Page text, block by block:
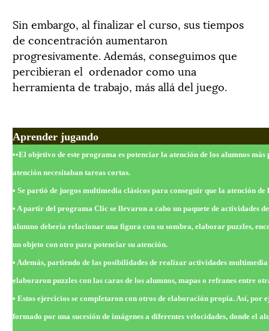
Sin embargo, al finalizar el curso, sus tiempos
de concentración aumentaron
progresivamente. Además, conseguimos que
percibieran el ordenador como una
herramienta de trabajo, más allá del juego.
Aprender jugando
••El objetivo de este programa es potenciar la atención de los alumnos más
atención necesitaban tareas cortas.
• Se partió de juegos multimedia clásicos para conseguir que la atención de
• A partir del programa Clic se llevaron a cabo un paquete de actividades
alumno debería relacionar una figura con su sombra, elaborar puzzles,
un objeto con otro para potenciar su atención.
• Además, partiendo de las posibilidades de realizar actividades
elaboraron puzzles con las caras de los alumnos, mapas o refranes entre
• Estos ejercicios se completaron con otros de elaboración propia. Así, por
formado por una sucesión de imágenes a diferentes velocidades, donde el